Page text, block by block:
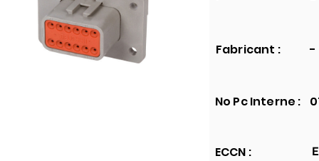
Fabricant :
No Pc Interne :
ECCN :
-